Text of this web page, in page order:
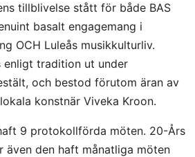
tillblivelse stått för både BAS
basalt engagemang i
OCH Luleås musikkulturliv.
enligt tradition ut under
och bestod förutom äran av
konstnär Viveka Kroon.
9 protokollförda möten. 20-Års
även den haft månatliga möten